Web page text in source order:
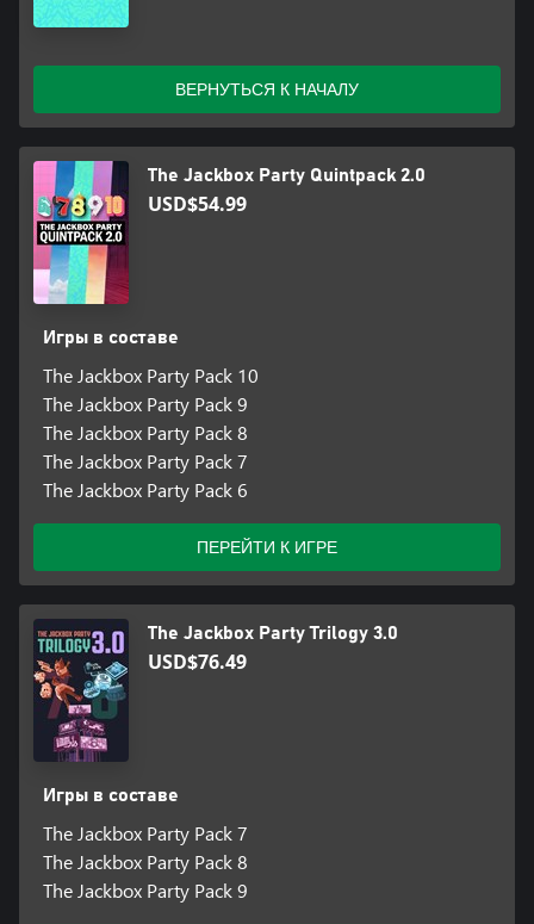
ВЕРНУТЬСЯ К НАЧАЛУ
The Jackbox Party Quintpack 2.0
USD$54.99
Игры в составе
The Jackbox Party Pack 10
The Jackbox Party Pack 9
The Jackbox Party Pack 8
The Jackbox Party Pack 7
The Jackbox Party Pack 6
ПЕРЕЙТИ К ИГРЕ
The Jackbox Party Trilogy 3.0
USD$76.49
Игры в составе
The Jackbox Party Pack 7
The Jackbox Party Pack 8
The Jackbox Party Pack 9